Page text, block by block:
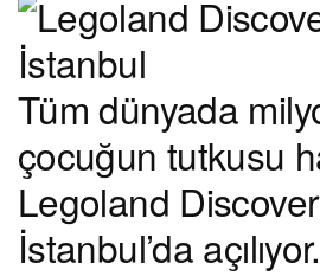
Tüm dünyada
çocuğun tutkusu
Legoland
İstanbul’da açılıyor.